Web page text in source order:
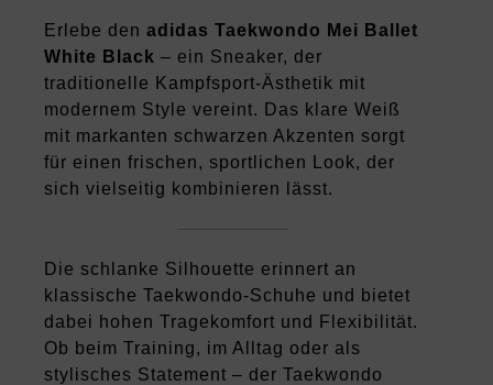
Erlebe denadidas Taekwondo Mei Ballet
White Black – ein Sneaker, der
traditionelle Kampfsport-Ästhetik mit
modernem Style vereint. Das klare Weiß
mit markanten schwarzen Akzenten sorgt
für einen frischen, sportlichen Look, der
sich vielseitig kombinieren lässt.
Die schlanke Silhouette erinnert an
klassische Taekwondo-Schuhe und bietet
dabei hohen Tragekomfort und Flexibilität.
Ob beim Training, im Alltag oder als
stylisches Statement – der Taekwondo